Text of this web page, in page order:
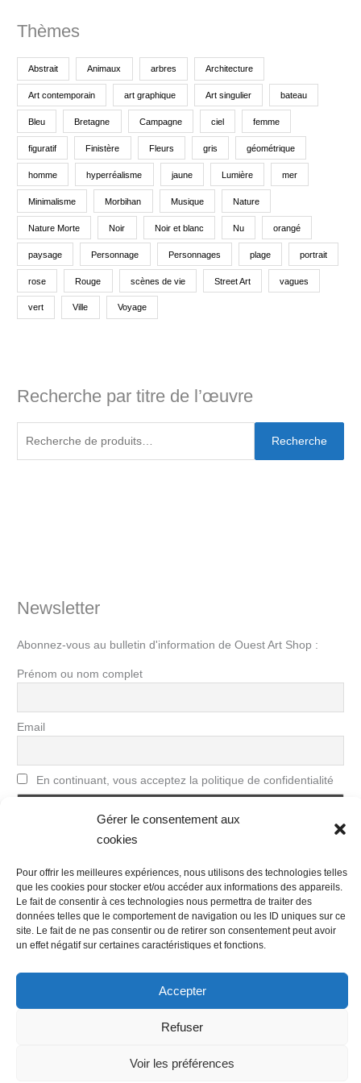
Gérer le consentement aux
cookies
Pour offrir les meilleures expériences, nous utilisons des technologies telles
que les cookies pour stocker et/ou accéder aux informations des appareils.
Le fait de consentir à ces technologies nous permettra de traiter des
données telles que le comportement de navigation ou les ID uniques sur ce
site. Le fait de ne pas consentir ou de retirer son consentement peut avoir
un effet négatif sur certaines caractéristiques et fonctions.
Accepter
Refuser
Voir les préférences
Thèmes
Abstrait Animaux arbres Architecture
Art contemporain art graphique Art singulier bateau
Bleu Bretagne Campagne ciel femme
figuratif Finistère Fleurs gris géométrique
homme hyperréalisme jaune Lumière mer
Minimalisme Morbihan Musique Nature
Nature Morte Noir Noir et blanc Nu orangé
paysage Personnage Personnages plage portrait
rose Rouge scènes de vie Street Art vagues
vert Ville Voyage
Recherche par titre de l’œuvre
Recherche
Newsletter
Abonnez-vous au bulletin d'information de Ouest Art Shop :
Prénom ou nom complet
Email
En continuant, vous acceptez la politique de confidentialité
Nous contacter
Conditions Générales de Ventes
Politique de confidentialité
Mentions légales
Mot de passe perdu
Newsletter Politique de cookies (UE)